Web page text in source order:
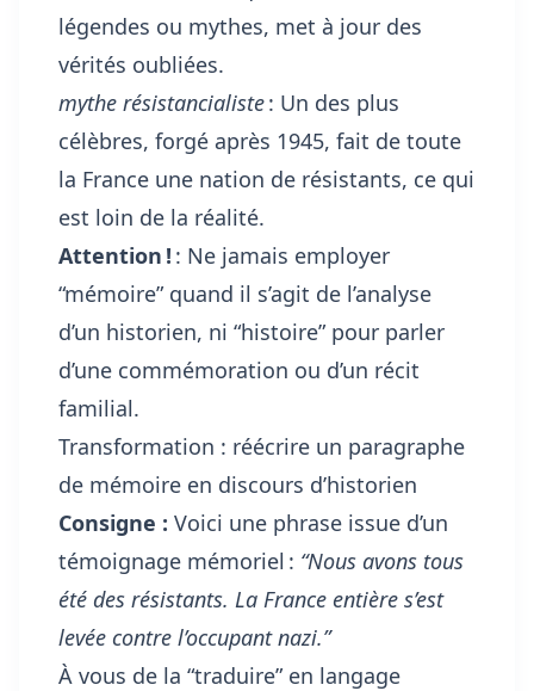
légendes ou mythes, met à jour des
vérités oubliées.
mythe résistancialiste: Un des plus
célèbres, forgé après 1945, fait de toute
la France une nation de résistants, ce qui
est loin de la réalité.
Attention ! : Ne jamais employer
“mémoire” quand il s’agit de l’analyse
d’un historien, ni “histoire” pour parler
d’une commémoration ou d’un récit
familial.
Transformation : réécrire un paragraphe
de mémoire en discours d’historien
Consigne : Voici une phrase issue d’un
témoignage mémoriel : “Nous avons tous
été des résistants. La France entière s’est
levée contre l’occupant nazi.”
À vous de la “traduire” en langage